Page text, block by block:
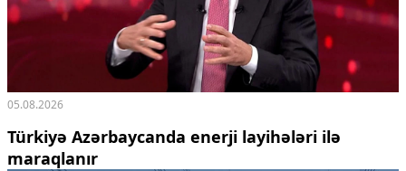
05.08.2026
Türkiyə Azərbaycanda enerji layihələri ilə
maraqlanır